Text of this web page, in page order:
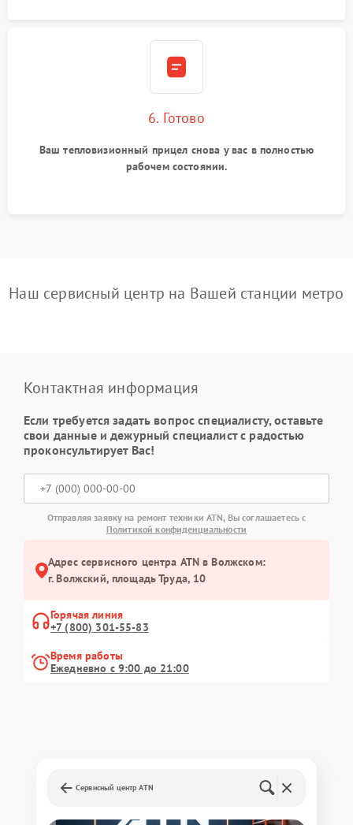
6. Готово
Ваш тепловизионный прицел снова у вас в полностью
рабочем состоянии.
Наш сервисный центр на Вашей станции метро
Контактная информация
Если требуется задать вопрос специалисту, оставьте
свои данные и дежурный специалист с радостью
проконсультирует Вас!
Отправляя заявку на ремонт техники ATN, Вы соглашаетесь с
Политикой конфиденциальности
Адрес сервисного центра ATN в Волжском:
г. Волжский, площадь Труда, 10
Горячая линия
+7 (800) 301-55-83
Время работы
Ежедневно с 9:00 до 21:00
Сервисный центр ATN